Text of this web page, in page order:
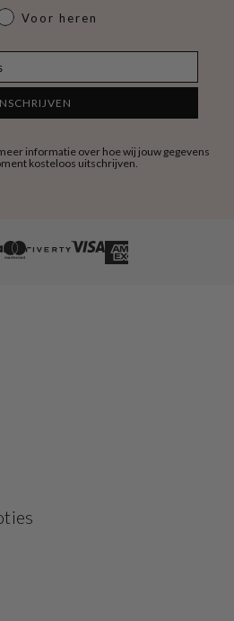
Voor heren
informatie over hoe wij jouw gegevens
kosteloos uitschrijven.